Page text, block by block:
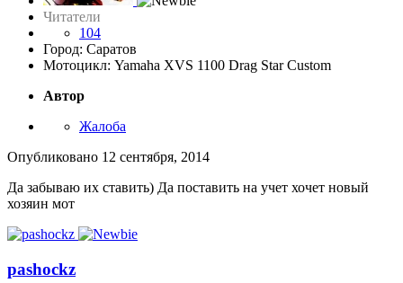
Читатели
104
Город: Саратов
Мотоцикл: Yamaha XVS 1100 Drag Star Custom
Автор
Жалоба
Опубликовано 12 сентября, 2014
Да забываю их ставить) Да поставить на учет хочет новый
хозяин мот
pashockz